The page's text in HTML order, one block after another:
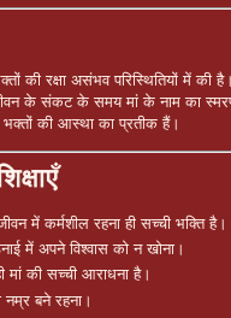
की रक्षा असंभव परिस्थितियों में की है।
के संकट के समय मां के नाम का
भक्तों की आस्था का प्रतीक हैं।
में कर्मशील रहना ही सच्ची भक्ति है।
में अपने विश्वास को न खोना।
मां की सच्ची आराधना है।
बने रहना।